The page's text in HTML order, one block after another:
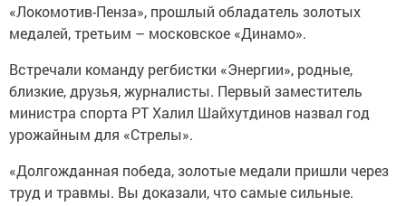
«Локомотив-Пенза», прошлый обладатель золотых
медалей, третьим – московское «Динамо».
Встречали команду регбистки «Энергии», родные,
близкие, друзья, журналисты. Первый заместитель
министра спорта РТ Халил Шайхутдинов назвал год
урожайным для «Стрелы».
«Долгожданная победа, золотые медали пришли через
труд и травмы. Вы доказали, что самые сильные.